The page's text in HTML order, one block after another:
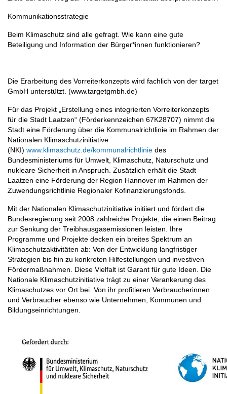
Kommunikationsstrategie
Beim Klimaschutz sind alle gefragt. Wie kann eine gute
Beteiligung und Information der Bürger*innen funktionieren?
Die Erarbeitung des Vorreiterkonzepts wird fachlich von der target
GmbH unterstützt. (www.targetgmbh.de)
Für das Projekt „Erstellung eines integrierten Vorreiterkonzepts
für die Stadt Laatzen“ (Förderkennzeichen 67K28707) nimmt die
Stadt eine Förderung über die Kommunalrichtlinie im Rahmen der
Nationalen Klimaschutzinitiative
(NKI) www.klimaschutz.de/kommunalrichtlinie des
Bundesministeriums für Umwelt, Klimaschutz, Naturschutz und
nukleare Sicherheit in Anspruch. Zusätzlich erhält die Stadt
Laatzen eine Förderung der Region Hannover im Rahmen der
Zuwendungsrichtlinie Regionaler Kofinanzierungsfonds.
Mit der Nationalen Klimaschutzinitiative initiiert und fördert die
Bundesregierung seit 2008 zahlreiche Projekte, die einen Beitrag
zur Senkung der Treibhausgasemissionen leisten. Ihre
Programme und Projekte decken ein breites Spektrum an
Klimaschutzaktivitäten ab: Von der Entwicklung langfristiger
Strategien bis hin zu konkreten Hilfestellungen und investiven
Fördermaßnahmen. Diese Vielfalt ist Garant für gute Ideen. Die
Nationale Klimaschutzinitiative trägt zu einer Verankerung des
Klimaschutzes vor Ort bei. Von ihr profitieren Verbraucherinnen
und Verbraucher ebenso wie Unternehmen, Kommunen und
Bildungseinrichtungen.